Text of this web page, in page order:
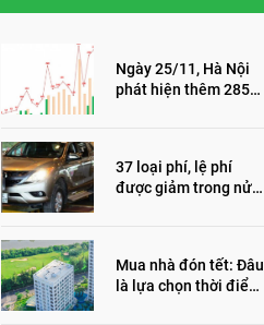
Ngày 25/11, Hà Nội
phát hiện thêm 285
37 loại phí, lệ phí
được giảm trong nửa
Mua nhà đón tết: Đâu
là lựa chọn thời điểm